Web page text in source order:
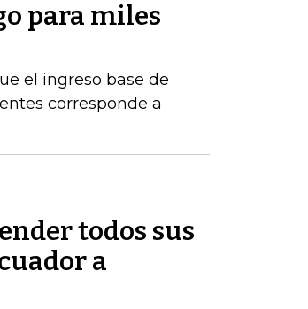
para miles
el ingreso base de
corresponde a
todos sus
a